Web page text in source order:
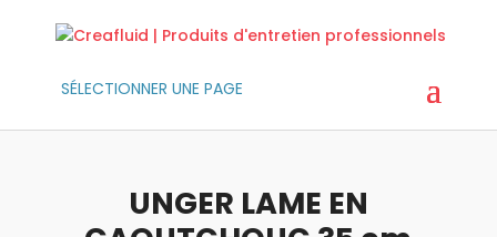
SÉLECTIONNER UNE PAGE
UNGER LAME EN